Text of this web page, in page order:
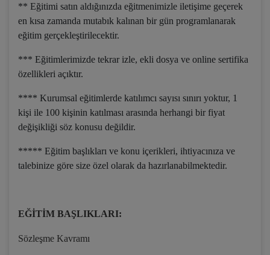
** Eğitimi satın aldığınızda eğitmenimizle iletişime geçerek
en kısa zamanda mutabık kalınan bir gün programlanarak
eğitim gerçekleştirilecektir.
*** Eğitimlerimizde tekrar izle, ekli dosya ve online sertifika
özellikleri açıktır.
**** Kurumsal eğitimlerde katılımcı sayısı sınırı yoktur, 1
kişi ile 100 kişinin katılması arasında herhangi bir fiyat
değişikliği söz konusu değildir.
***** Eğitim başlıkları ve konu içerikleri, ihtiyacınıza ve
talebinize göre size özel olarak da hazırlanabilmektedir.
EĞİTİM BAŞLIKLARI:
Sözleşme Kavramı